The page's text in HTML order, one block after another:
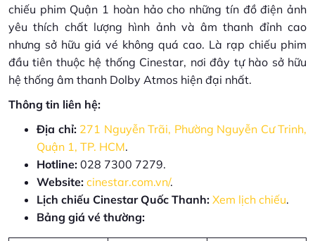
chiếu phim Quận 1 hoàn hảo cho những tín đồ điện ảnh
yêu thích chất lượng hình ảnh và âm thanh đỉnh cao
nhưng sở hữu giá vé không quá cao. Là rạp chiếu phim
đầu tiên thuộc hệ thống Cinestar, nơi đây tự hào sở hữu
hệ thống âm thanh Dolby Atmos hiện đại nhất.
Thông tin liên hệ:
Địa chỉ: 271 Nguyễn Trãi, Phường Nguyễn Cư Trinh,
Quận 1, TP. HCM.
Hotline: 028 7300 7279.
Website: cinestar.com.vn/.
Lịch chiếu Cinestar Quốc Thanh: Xem lịch chiếu.
Bảng giá vé thường: